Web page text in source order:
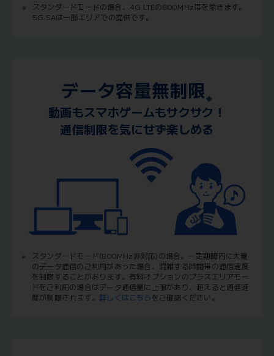
※
スタンダードモードの場合、4G LTEの800MHz帯を除きます。
5G SAは一部エリアでの提供です。
データ容量無制限※
動画もスマホゲームもサクサク！
通信制限を気にせず楽しめる
※
スタンダードモード(800MHz非対応)の場合。一定期間内に大量
のデータ通信のご利用があった場合、混雑する時間帯の通信速度
を制限することがあります。有料オプションのプラスエリアモー
ドをご利用の場合はデータ通信量に上限があり、超えると通信速
度が制限されます。 詳しくはこちらをご確認ください。